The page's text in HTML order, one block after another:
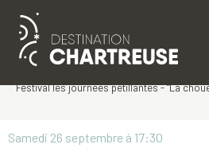
Aller
Festival les journées pétillantes - “La
Samedi 26 septembre à 17:30